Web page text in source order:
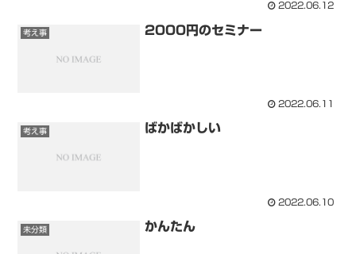
2022.06.12
考え事 2000円のセミナー
2022.06.11
考え事 ばかばかしい
2022.06.10
未分類 かんたん